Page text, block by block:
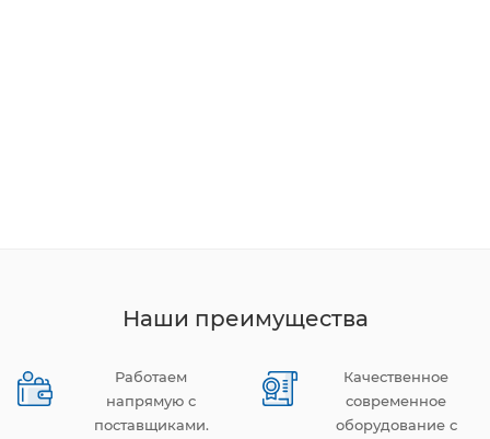
Наши преимущества
Работаем
напрямую с
поставщиками.
Качественное
современное
оборудование с